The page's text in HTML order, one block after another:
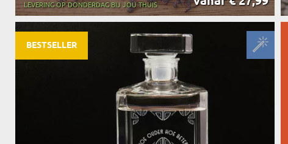
LEVERING OP DONDERDAG BIJ JOU THUIS
BESTSELLER